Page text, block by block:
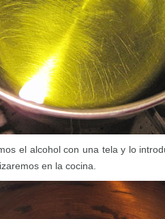
el alcohol con una tela y lo
en la cocina.